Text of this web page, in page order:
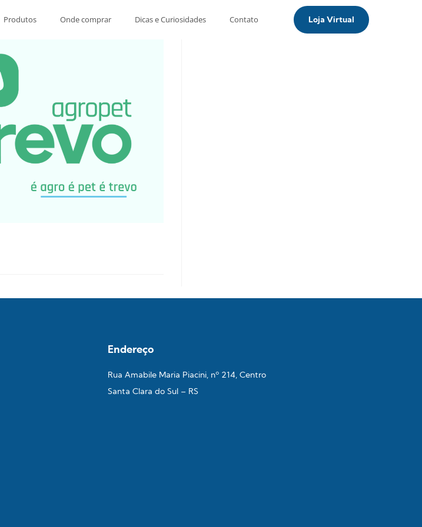
Produtos Onde comprar Dicas e Curiosidades Contato Loja Virtual
Endereço
Rua Amabile Maria Piacini, nº 214, Centro
Santa Clara do Sul – RS